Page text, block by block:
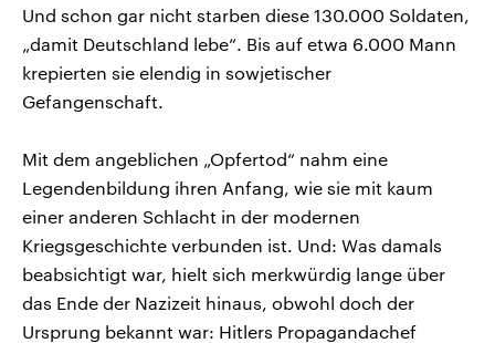
Und schon gar nicht starben diese 130.000 Soldaten,
„damit Deutschland lebe“. Bis auf etwa 6.000 Mann
krepierten sie elendig in sowjetischer
Gefangenschaft.
Mit dem angeblichen „Opfertod“ nahm eine
Legendenbildung ihren Anfang, wie sie mit kaum
einer anderen Schlacht in der modernen
Kriegsgeschichte verbunden ist. Und: Was damals
beabsichtigt war, hielt sich merkwürdig lange über
das Ende der Nazizeit hinaus, obwohl doch der
Ursprung bekannt war: Hitlers Propagandachef